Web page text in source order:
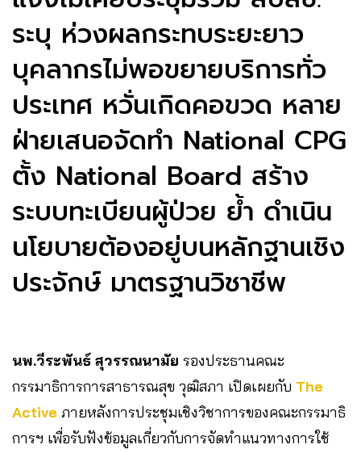
ระบุ ห่วงผลกระทบระยะยาว
บุคลากรไม่พอขยายบริการทั่ว
ประเทศ หวั่นเกิดคอขวด หลาย
ฝ่ายเสนอจัดทำ National CPG
ตั้ง National Board สร้าง
ระบบทะเบียนผู้ป่วย ย้ำ ดำเนิน
นโยบายต้องอยู่บนหลักฐานเชิง
ประจักษ์ มาตรฐานวิชาชีพ
นพ.วีระพันธ์ สุวรรณนามัย รองประธานคณะ
กรรมาธิการการสาธารณสุข วุฒิสภา เปิดเผยกับ The
Active ภายหลังการประชุมเชิงวิชาการของคณะกรรมาธิ
การฯ เพื่อรับฟังข้อมูลเกี่ยวกับการจัดทำแนวทางการใช้